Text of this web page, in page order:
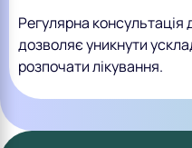
Регулярна
дозволяє уникнути
розпочати лікування.